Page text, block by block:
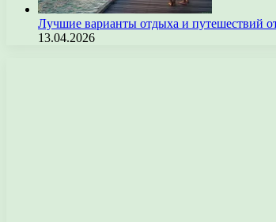
Лучшие варианты отдыха и путешествий
13.04.2026